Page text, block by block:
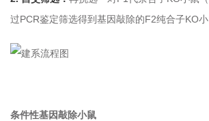
过PCR鉴定筛选得到基因敲除的F2纯合子KO小
条件性基因敲除小鼠